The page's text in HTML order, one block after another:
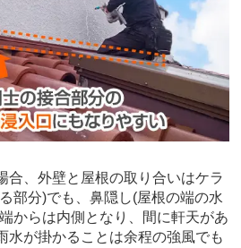
、外壁と屋根の取り合いはケラ
部分)でも、鼻隠し(屋根の端の水
からは内側となり、間に軒天があ
水が掛かることは余程の強風でも